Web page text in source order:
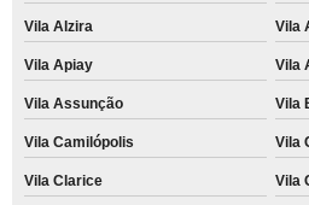
Vila Alzira Vila
Vila Apiay Vila
Vila Assunção Vila
Vila Camilópolis Vila
Vila Clarice Vila